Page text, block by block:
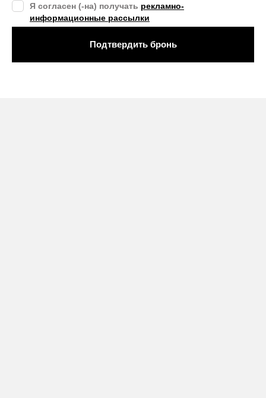
Я согласен (-на) получать рекламно-
информационные рассылки
Подтвердить бронь